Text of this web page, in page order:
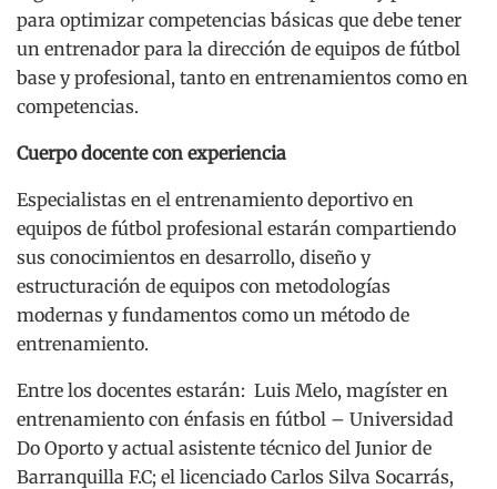
para optimizar competencias básicas que debe tener
un entrenador para la dirección de equipos de fútbol
base y profesional, tanto en entrenamientos como en
competencias.
Cuerpo docente con experiencia
Especialistas en el entrenamiento deportivo en
equipos de fútbol profesional estarán compartiendo
sus conocimientos en desarrollo, diseño y
estructuración de equipos con metodologías
modernas y fundamentos como un método de
entrenamiento.
Entre los docentes estarán: Luis Melo, magíster en
entrenamiento con énfasis en fútbol – Universidad
Do Oporto y actual asistente técnico del Junior de
Barranquilla F.C; el licenciado Carlos Silva Socarrás,